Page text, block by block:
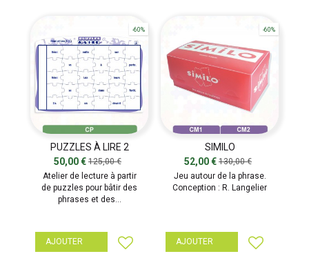
-60%
PUZZLES À LIRE 2
HISTOIRES NOÉ / RÉMI
50,00 € 125,00 €
Atelier de lecture à partir
de puzzles pour bâtir des
phrases et des...
AJOUTER
-60%
SIMILO
52,00 € 130,00 €
Jeu autour de la phrase.
Conception : R. Langelier
AJOUTER